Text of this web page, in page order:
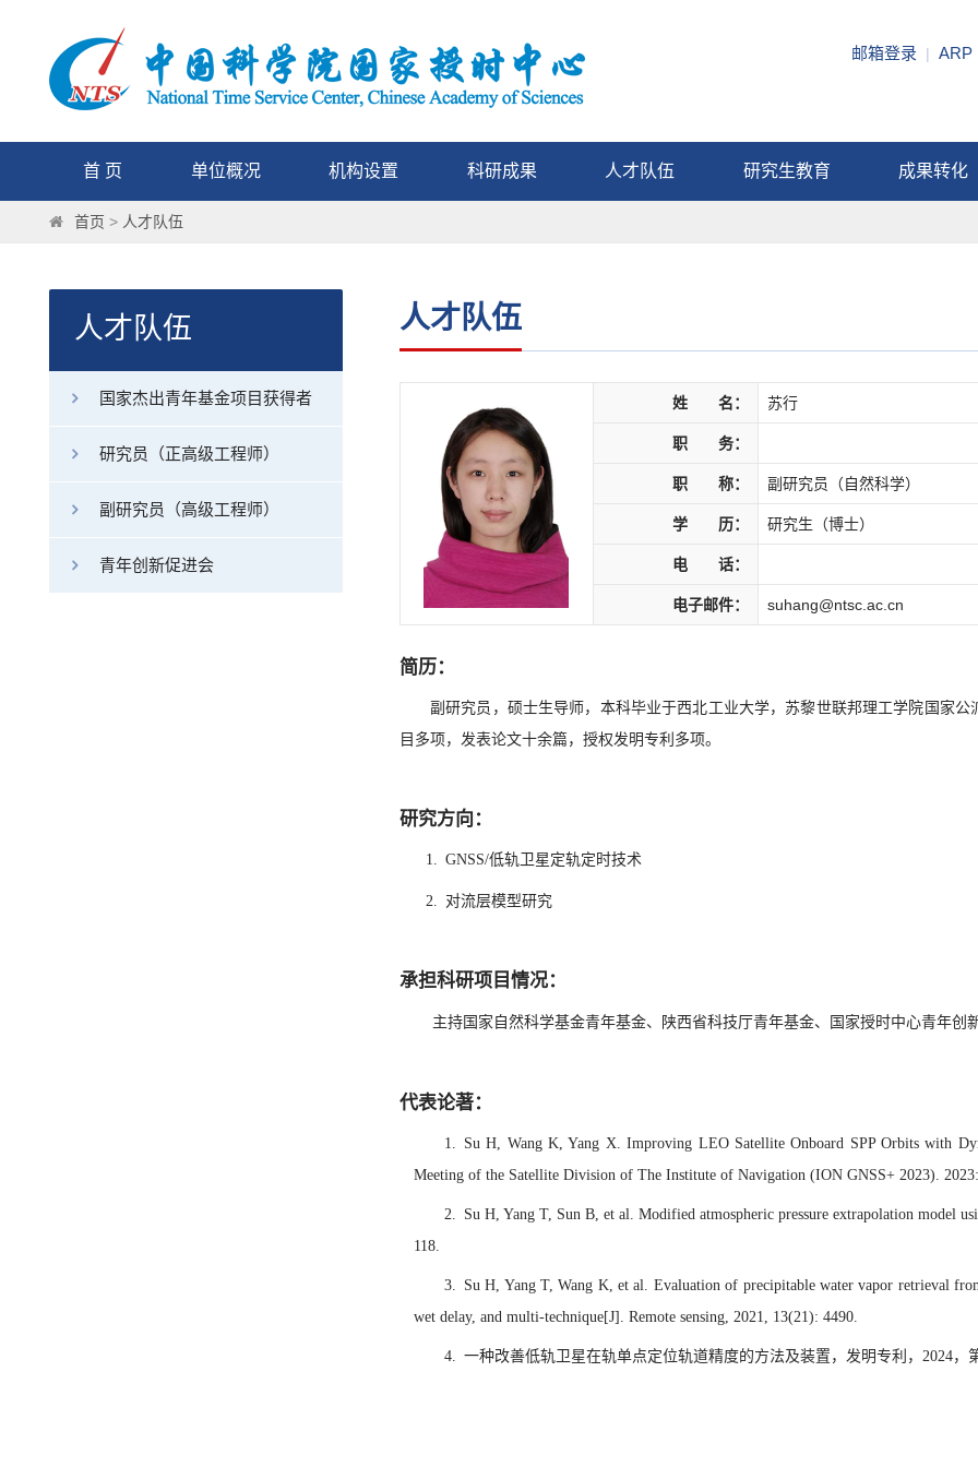
邮箱登录 | ARP
首 页 单位概况 机构设置 科研成果 人才队伍 研究生教育 成果转化
首页 > 人才队伍
人才队伍
国家杰出青年基金项目获得者
研究员（正高级工程师）
副研究员（高级工程师）
青年创新促进会
人才队伍
姓 名： 苏行
职 务：
职 称： 副研究员（自然科学）
学 历： 研究生（博士）
电 话：
电子邮件： suhang@ntsc.ac.cn
简历：
副研究员，硕士生导师，本科毕业于西北工业大学，苏黎世联邦理工学院国家
目多项，发表论文十余篇，授权发明专利多项。
研究方向：
1. GNSS/低轨卫星定轨定时技术
2. 对流层模型研究
承担科研项目情况：
主持国家自然科学基金青年基金、陕西省科技厅青年基金、国家授时中心青年
代表论著：
1. Su H, Wang K, Yang X. Improving LEO Satellite Onboard SPP Orbits with
Meeting of the Satellite Division of The Institute of Navigation (ION GNSS+ 2023).
2. Su H, Yang T, Sun B, et al. Modified atmospheric pressure extrapolation model
118.
3. Su H, Yang T, Wang K, et al. Evaluation of precipitable water vapor retrieval
wet delay, and multi-technique[J]. Remote sensing, 2021, 13(21): 4490.
4. 一种改善低轨卫星在轨单点定位轨道精度的方法及装置，发明专利，2024，